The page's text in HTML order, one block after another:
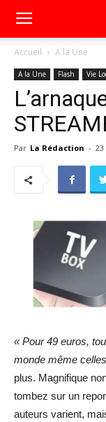
Accueil A la Une
A la Une Flash Vie
Par La Rédaction - 23
« Pour 49 euros,
monde même
plus. Magnifique
tombez sur un
auteurs varient,